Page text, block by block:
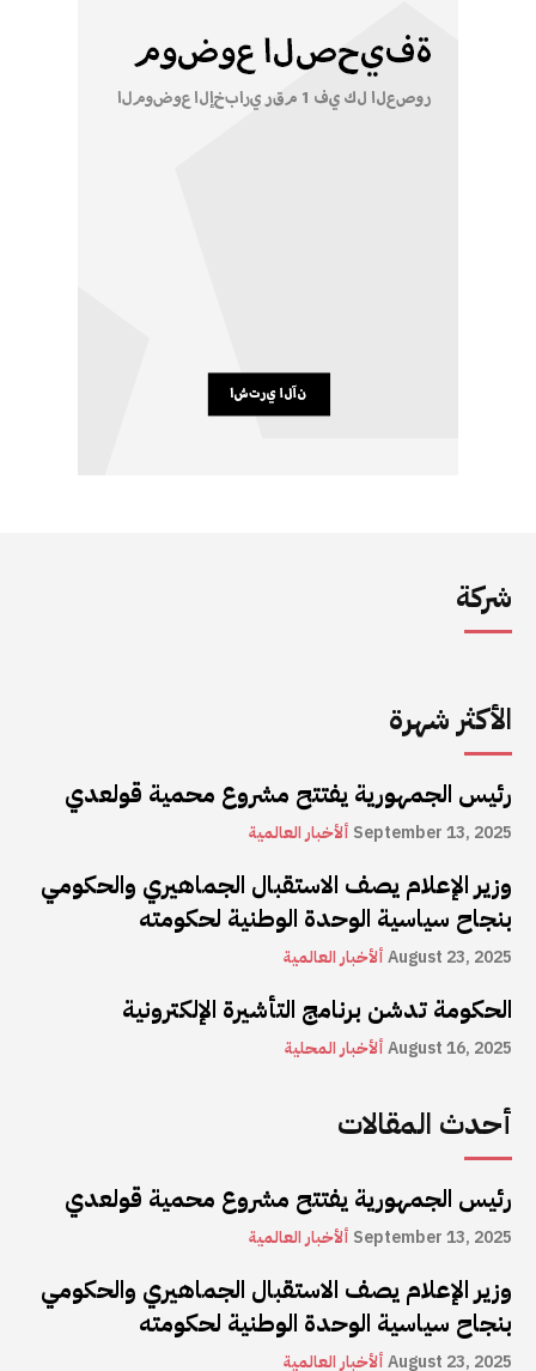
شركة
الأكثر شهرة
رئيس الجمهورية يفتتح مشروع محمية قولعدي
ألأخبار العالمية September 13, 2025
وزير الإعلام يصف الاستقبال الجماهيري والحكومي
بنجاح سياسية الوحدة الوطنية لحكومته
ألأخبار العالميةAugust 23, 2025
الحكومة تدشن برنامج التأشيرة الإلكترونية
ألأخبار المحليةAugust 16, 2025
أحدث المقالات
رئيس الجمهورية يفتتح مشروع محمية قولعدي
ألأخبار العالمية September 13, 2025
وزير الإعلام يصف الاستقبال الجماهيري والحكومي
بنجاح سياسية الوحدة الوطنية لحكومته
ألأخبار العالميةAugust 23, 2025